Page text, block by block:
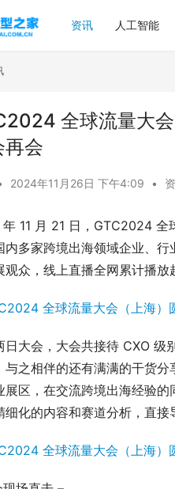
资讯 人工智能
全球流量大
再会
2024年11月26日 下午4:09 •
11 月 21 日，GTC2024 全
内多家跨境出海领域企业、
观众，线上直播全网累计播放
日大会，大会共接待 CXO 级
与之相伴的还有满满的干货
展区，在交流跨境出海经验
细化的内容和赛道分析，直接